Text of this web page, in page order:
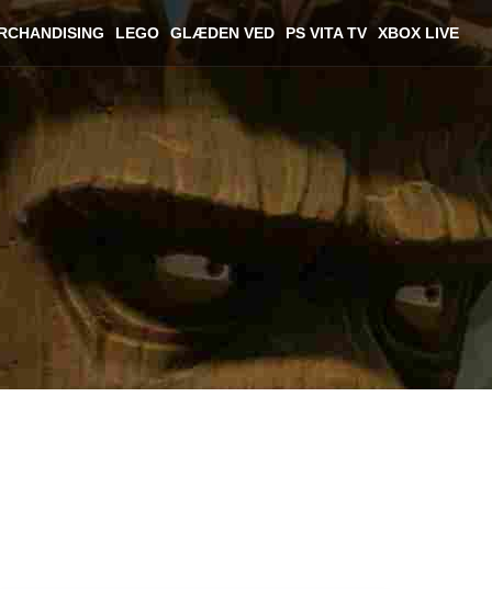
LEGO GLÆDEN VED PS VITA TV XBOX LIVE